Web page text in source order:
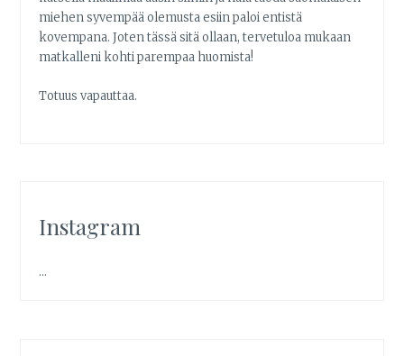
miehen syvempää olemusta esiin paloi entistä
kovempana. Joten tässä sitä ollaan, tervetuloa mukaan
matkalleni kohti parempaa huomista!
Totuus vapauttaa.
Instagram
…